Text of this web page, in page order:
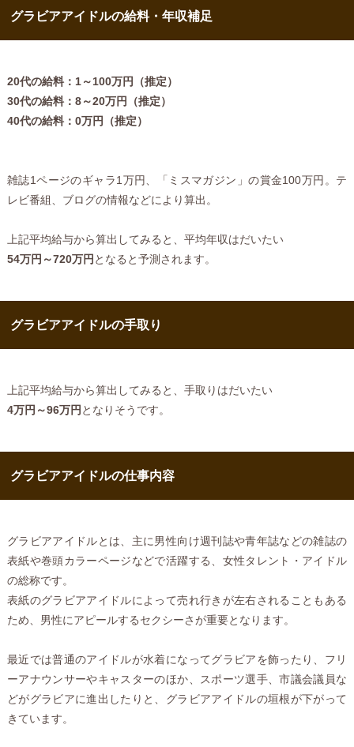
グラビアアイドルの給料・年収補足
20代の給料：1～100万円（推定）
30代の給料：8～20万円（推定）
40代の給料：0万円（推定）
雑誌1ページのギャラ1万円、「ミスマガジン」の賞金100万円。テ
レビ番組、ブログの情報などにより算出。
上記平均給与から算出してみると、平均年収はだいたい
54万円～720万円 となると予測されます。
グラビアアイドルの手取り
上記平均給与から算出してみると、手取りはだいたい
4万円～96万円 となりそうです。
グラビアアイドルの仕事内容
グラビアアイドルとは、主に男性向け週刊誌や青年誌などの雑誌の
表紙や巻頭カラーページなどで活躍する、女性タレント・アイドル
の総称です。
表紙のグラビアアイドルによって売れ行きが左右されることもある
ため、男性にアピールするセクシーさが重要となります。
最近では普通のアイドルが水着になってグラビアを飾ったり、フリ
ーアナウンサーやキャスターのほか、スポーツ選手、市議会議員な
どがグラビアに進出したりと、グラビアアイドルの垣根が下がって
きています。